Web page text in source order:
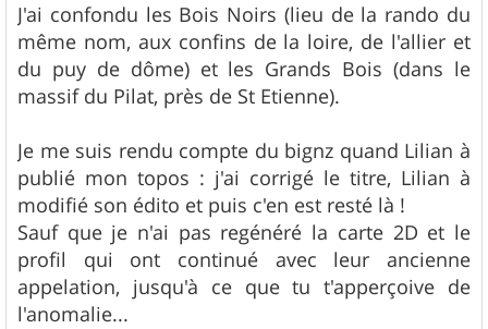
J'ai confondu les Bois Noirs (lieu de la rando du
même nom, aux confins de la loire, de l'allier et
du puy de dôme) et les Grands Bois (dans le
massif du Pilat, près de St Etienne).
Je me suis rendu compte du bignz quand Lilian à
publié mon topos : j'ai corrigé le titre, Lilian à
modifié son édito et puis c'en est resté là !
Sauf que je n'ai pas regénéré la carte 2D et le
profil qui ont continué avec leur ancienne
appelation, jusqu'à ce que tu t'apperçoive de
l'anomalie...